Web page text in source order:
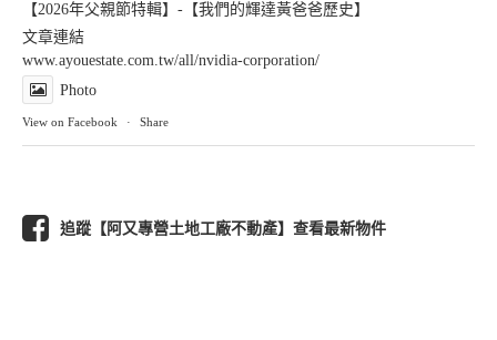
【2026年父親節特輯】-【我們的輝達黃爸爸歷史】
文章連結
www.ayouestate.com.tw/all/nvidia-corporation/
Photo
View on Facebook · Share
追蹤【阿又專營土地工廠不動產】查看最新物件